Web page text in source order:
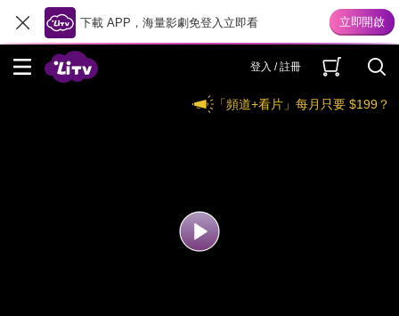
下載 APP，海量影劇免登入立即看
登入 / 註冊
「頻道+看片」每月只要 $199？